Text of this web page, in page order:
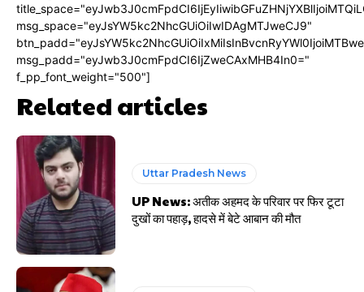
msg_space="eyJsYW5kc2NhcGUiOiIwIDAgMTJweCJ9"
msg_padd="eyJwb3J0cmFpdCI6IjZweCAxMHB4In0="
f_pp_font_weight="500"]
Related articles
Uttar Pradesh News
UP News: अतीक अहमद के परिवार पर फिर टूटा
दुखों का पहाड़, हादसे में बेटे आबान की मौत